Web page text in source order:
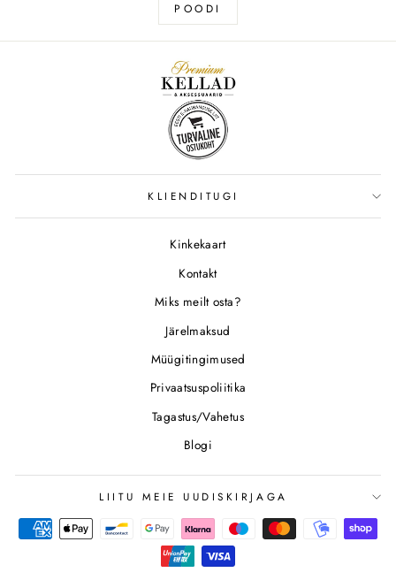
POODI
KLIENDITUGI
Kinkekaart
Kontakt
Miks meilt osta?
Järelmaksud
Müügitingimused
Privaatsuspoliitika
Tagastus/Vahetus
Blogi
LIITU MEIE UUDISKIRJAGA